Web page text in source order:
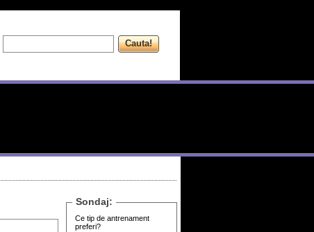
Sondaj:
Ce tip de antrenament
preferi?